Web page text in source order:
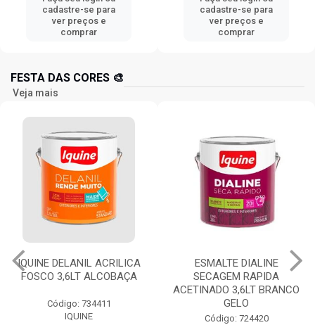
cadastre-se para
cadastre-
FESTA DAS CORES 🎨
Veja mais
IQUINE DELANIL ACRILICA
FOSCO 3,6LT ALCOBAÇA
Código: 734411
IQUINE
ESMALTE DIALINE
SECAGEM RAPIDA
ACETINADO 3,6LT BRANCO
GELO
Código: 724420